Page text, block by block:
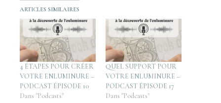
ARTICLES SIMILAIRES
4 ÉTAPES POUR CRÉER
VOTRE ENLUMINURE –
PODCAST ÉPISODE 10
Dans "Podcasts"
QUEL SUPPORT POUR
VOTRE ENLUMINURE –
PODCAST ÉPISODE 17
Dans "Podcasts"